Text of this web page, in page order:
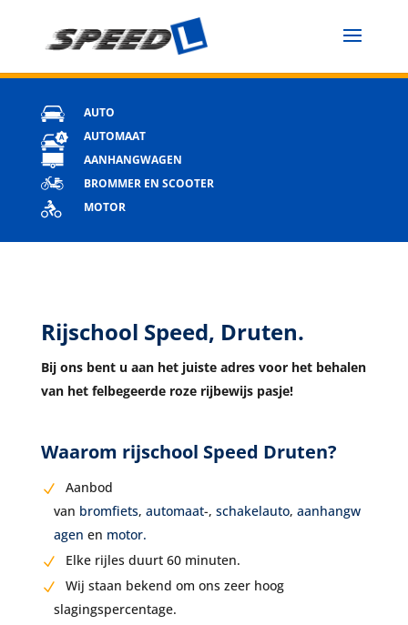
AUTO
AUTOMAAT
AANHANGWAGEN
BROMMER EN SCOOTER
MOTOR
Rijschool Speed, Druten.
Bij ons bent u aan het juiste adres voor het behalen
van het felbegeerde roze rijbewijs pasje!
Waarom rijschool Speed Druten?
Aanbod
van bromfiets, automaat-, schakelauto, aanhangw
agen en motor.
Elke rijles duurt 60 minuten.
Wij staan bekend om ons zeer hoog
slagingspercentage.